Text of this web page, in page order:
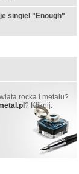
singiel "Enough"
rocka i metalu?
? Kliknij: